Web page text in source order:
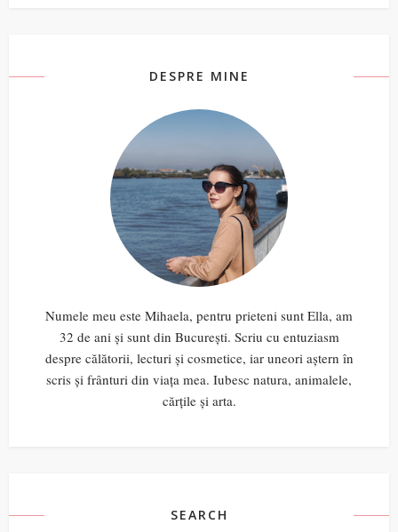
DESPRE MINE
Numele meu este Mihaela, pentru prieteni sunt Ella, am
32 de ani și sunt din București. Scriu cu entuziasm
despre călătorii, lecturi și cosmetice, iar uneori aștern în
scris și frânturi din viața mea. Iubesc natura, animalele,
cărțile și arta.
SEARCH